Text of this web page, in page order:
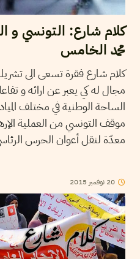
كلام شارع: التونسي و
محمد الخامس
كلام شارع فقرة تسعى الى
مجال له كي يعبر عن ارائه و
الساحة الوطنية في مختلف
موقف التونسي من العملية
معدّة لنقل أعوان الحرس
20 نوفمبر 2015